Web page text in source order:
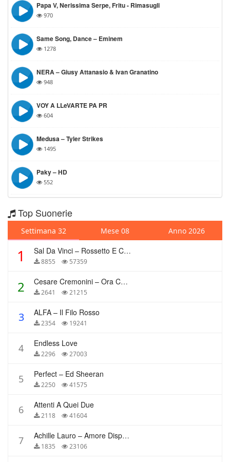
Papa V, Nerissima Serpe, Fritu -⁠ Rimasugli
970
Same Song, Dance – Eminem
1278
NERA – Giusy Attanasio & Ivan Granatino
948
VOY A LLeVARTE PA PR
604
Medusa – Tyler Strikes
1495
Paky – HD
552
Top Suonerie
Settimana 32 Mese 08 Anno 2026
1 Sal Da Vinci – Rossetto E Caffè
8855 57359
2 Cesare Cremonini – Ora Che Non Ho Più Te
2641 21215
3 ALFA – Il Filo Rosso
2354 19241
4 Endless Love
2296 27003
5 Perfect – Ed Sheeran
2250 41575
6 Attenti A Quei Due
2118 41604
7 Achille Lauro – Amore Disperato
1835 23106